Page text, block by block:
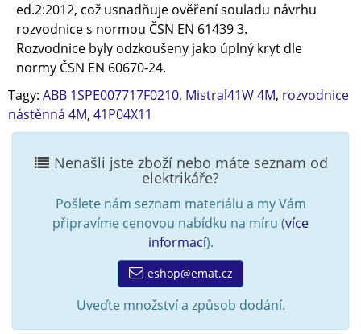
ed.2:2012, což usnadňuje ověření souladu návrhu
rozvodnice s normou ČSN EN 61439 3.
Rozvodnice byly odzkoušeny jako úplný kryt dle
normy ČSN EN 60670-24.
Tagy: ABB 1SPE007717F0210, Mistral41W 4M, rozvodnice
nástěnná 4M, 41P04X11
Nenašli jste zboží nebo máte seznam od
elektrikáře?
Pošlete nám seznam materiálu a my Vám
připravíme cenovou nabídku na míru (více
informací).
eshop@emat.cz
Uveďte množství a způsob dodání.